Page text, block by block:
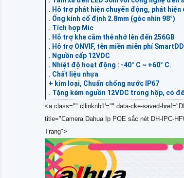
. Hỗ trợ phát hiện chuyển động, phát hiện
. Ống kính cố định 2.8mm (góc nhìn 98°)
. Tích hợp Mic
. Hỗ trợ khe cắm thẻ nhớ lên đến 256GB
. Hỗ trợ ONVIF, tên miền miễn phí
. Nguồn cấp 12VDC
. Nhiệt độ hoạt động : -40° C ~ +60° C.
. Chất liệu nhựa
+ kim loại, Chuẩn chống nước IP67
. Tặng kèm nguồn 12VDC trong hộp, có
<a class="" cllinknb1'="" data-cke-saved-
title="Camera Dahua Ip POE sắc nét DH-IPC-
Trang">